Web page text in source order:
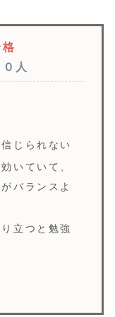
人
じられない
いていて、
バランスよ
立つと勉強